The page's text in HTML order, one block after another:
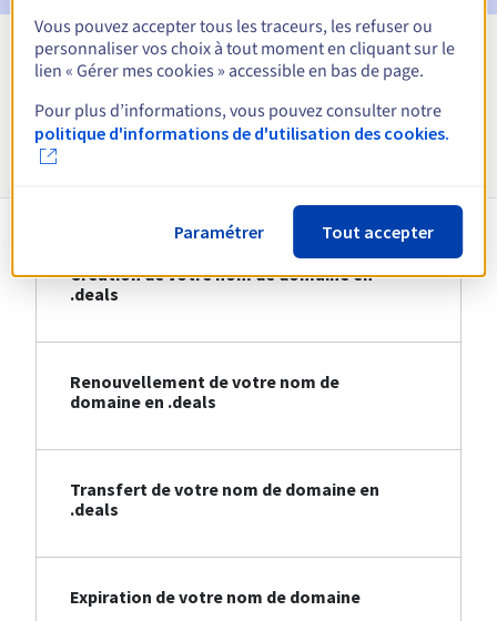
Voir toutes les extensions
Informations sur le .deals
Création de votre nom de domaine en
.deals
Renouvellement de votre nom de
domaine en .deals
Transfert de votre nom de domaine en
.deals
Expiration de votre nom de domaine
Vous pouvez accepter tous les traceurs, les refuser ou
personnaliser vos choix à tout moment en cliquant sur le
lien « Gérer mes cookies » accessible en bas de page.
Pour plus d’informations, vous pouvez consulter notre
politique d'informations de d'utilisation des cookies.
Paramétrer Tout accepter